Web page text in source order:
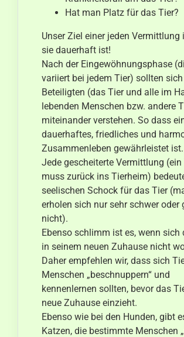
Hat man Platz für das Tier?
Unser Ziel einer jeden Vermittlung
sie dauerhaft ist!
Nach der Eingewöhnungsphase
variiert bei jedem Tier) sollten
Beteiligten (das Tier und alle im
lebenden Menschen bzw. andere
miteinander verstehen. So dass
dauerhaftes, friedliches und
Zusammenleben gewährleistet ist.
Jede gescheiterte Vermittlung (ein
muss zurück ins Tierheim)
seelischen Schock für das Tier
erholen sich nur sehr schwer oder
nicht).
Ebenso schlimm ist es, wenn sich
in seinem neuen Zuhause nicht
Daher empfehlen wir, dass sich
Menschen „beschnuppern“ und
kennenlernen sollten, bevor das
neue Zuhause einzieht.
Ebenso wie bei den Hunden, gibt
Katzen, die bestimmte Menschen